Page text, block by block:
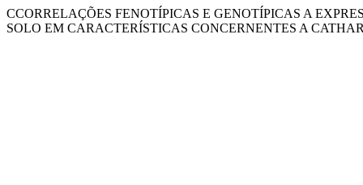
CCORRELAÇÕES FENOTÍPICAS E GENOTÍPICAS A
SOLO EM CARACTERÍSTICAS CONCERNENTES A